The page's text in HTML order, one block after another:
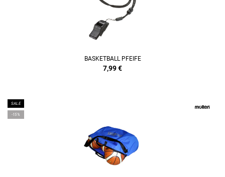
BASKETBALL PFEIFE
7,99€
SALE
-15%